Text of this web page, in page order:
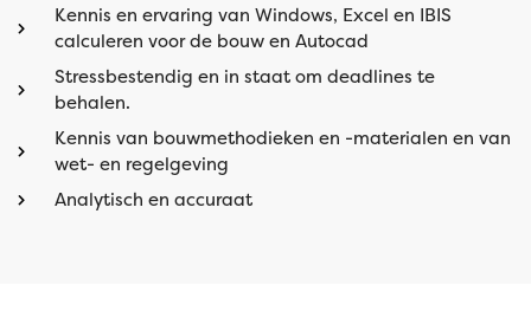
Kennis en ervaring van Windows, Excel en IBIS
calculeren voor de bouw en Autocad
Stressbestendig en in staat om deadlines te
behalen.
Kennis van bouwmethodieken en -materialen en van
wet- en regelgeving
Analytisch en accuraat